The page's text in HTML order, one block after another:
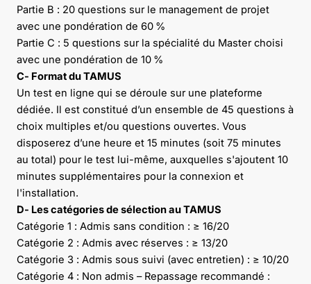
Partie B : 20 questions sur le management de projet
avec une pondération de 60 %
Partie C : 5 questions sur la spécialité du Master choisi
avec une pondération de 10 %
C- Format du TAMUS
Un test en ligne qui se déroule sur une plateforme
dédiée. Il est constitué d’un ensemble de 45 questions à
choix multiples et/ou questions ouvertes. Vous
disposerez d’une heure et 15 minutes (soit 75 minutes
au total) pour le test lui-même, auxquelles s'ajoutent 10
minutes supplémentaires pour la connexion et
l'installation.
D- Les catégories de sélection au TAMUS
Catégorie 1 : Admis sans condition : ≥ 16/20
Catégorie 2 : Admis avec réserves : ≥ 13/20
Catégorie 3 : Admis sous suivi (avec entretien) : ≥ 10/20
Catégorie 4 : Non admis – Repassage recommandé :